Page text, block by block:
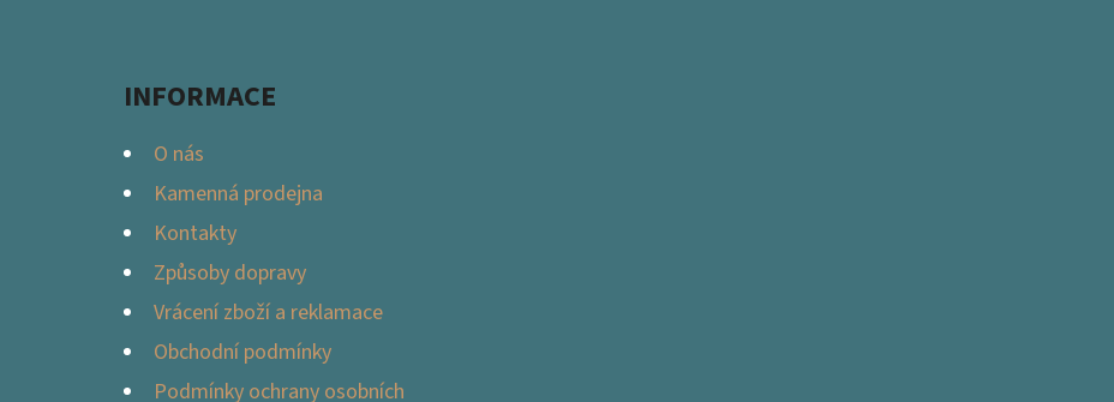
INFORMACE
O nás
Kamenná prodejna
Kontakty
Způsoby dopravy
Vrácení zboží a reklamace
Obchodní podmínky
Podmínky ochrany osobních